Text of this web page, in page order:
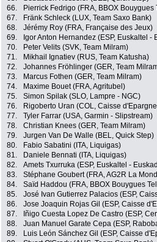
66.
Pierrick Fedrigo (FRA, BBOX Bouygues
67.
Fränk Schleck (LUX, Team Saxo Bank)
68.
Jérémy Roy (FRA, Française des Jeux)
69.
Igor Anton Hernandez (ESP, Euskaltel -
70.
Peter Velits (SVK, Team Milram)
71.
Mikhail Ignatiev (RUS, Team Katusha)
72.
Johannes Fröhlinger (GER, Team
73.
Marcus Fothen (GER, Team Milram)
74.
Maxime Bouet (FRA, Agritubel)
75.
Simon Spilak (SLO, Lampre - NGC)
76.
Rigoberto Uran (COL, Caisse
77.
Tyler Farrar (USA, Garmin - Slipstream)
78.
Christian Knees (GER, Team Milram)
79.
Jurgen Van De Walle (BEL, Quick Step)
80.
Fabio Sabatini (ITA, Liquigas)
81.
Daniele Bennati (ITA, Liquigas)
82.
Amets Txurruka (ESP, Euskaltel -
83.
Stéphane Goubert (FRA, AG2R La
84.
Saïd Haddou (FRA, BBOX Bouygues
85.
José Ivan Gutierrez Palacios (ESP,
86.
Jose Joaquin Rojas Gil (ESP, Caisse
87.
Iñigo Cuesta Lopez De Castro (ESP,
88.
Juan Manuel Garate Cepa (ESP,
89.
Luis León Sánchez Gil (ESP, Caisse